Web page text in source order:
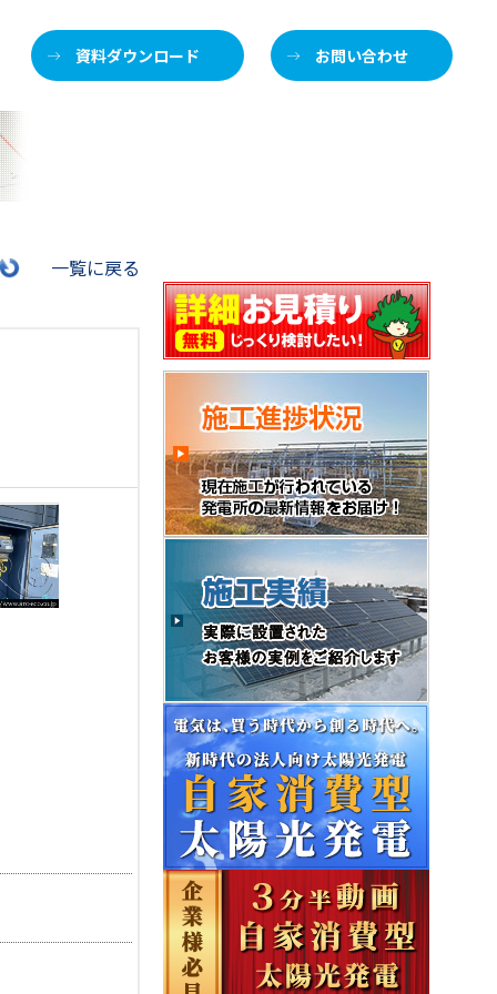
資料ダウンロード お問い合わせ
一覧に戻る